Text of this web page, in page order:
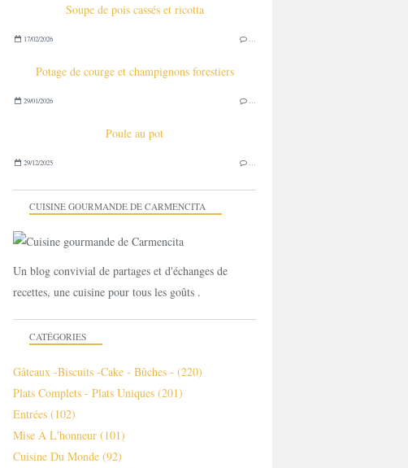
CUISINE GOURMANDE DE CARMENCITA
Un blog convivial de partages et d'échanges de
recettes, une cuisine pour tous les goûts .
Soupe de pois cassés et ricotta
17/02/2026
Potage de courge et champignons forestiers
29/01/2026
Poule au pot
29/12/2025
CATÉGORIES
Gâteaux -biscuits -cake - Bûches - (220)
Plats Complets - Plats Uniques (201)
Entrées (102)
Mise À L'honneur (101)
Cuisine Du Monde (92)